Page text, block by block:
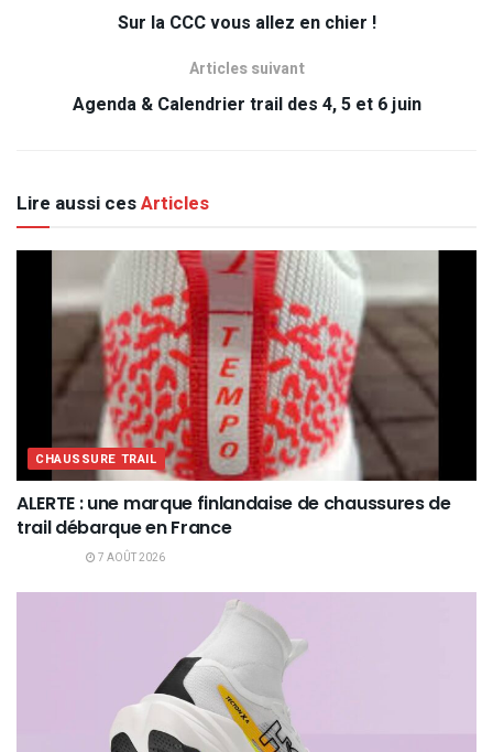
Sur la CCC vous allez en chier !
Articles suivant
Agenda & Calendrier trail des 4, 5 et 6 juin
Lire aussi cesArticles
CHAUSSURE TRAIL
ALERTE : une marque finlandaise de chaussures de
trail débarque en France
7 AOÛT 2026